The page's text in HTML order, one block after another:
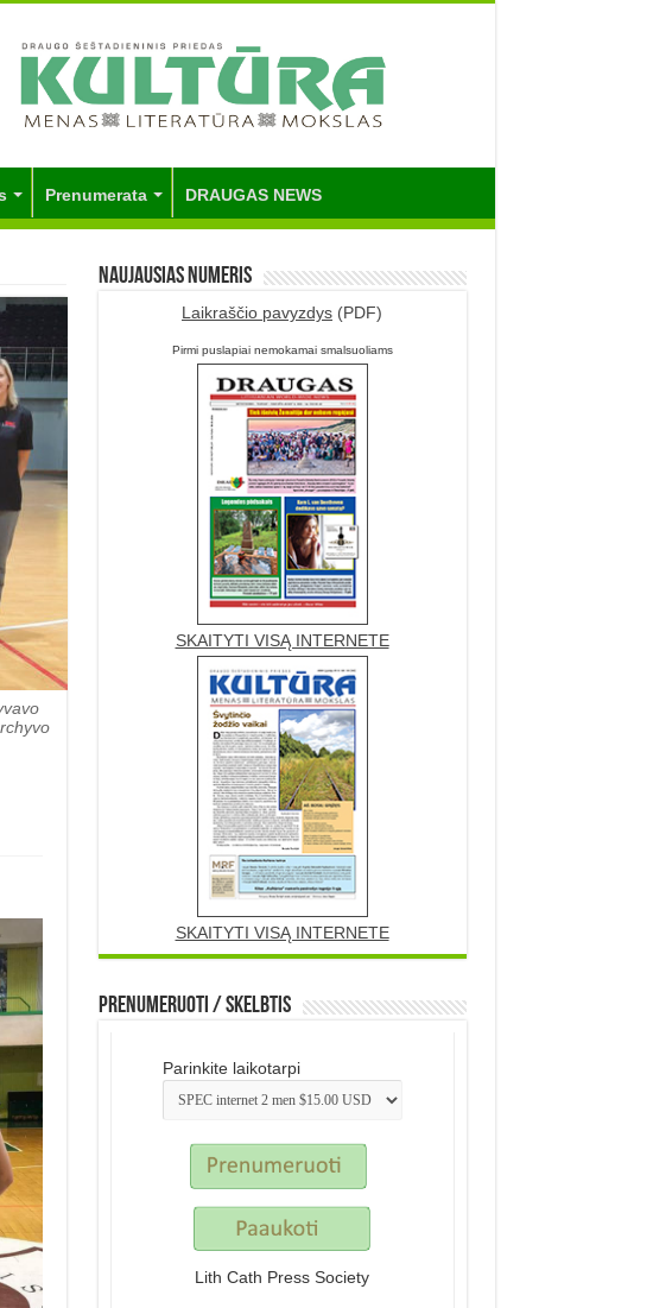
Prenumerata DRAUGAS NEWS
Naujausias numeris
Laikraščio pavyzdys (PDF)
Pirmi puslapiai nemokamai smalsuoliams
SKAITYTI VISĄ INTERNETE
SKAITYTI VISĄ INTERNETE
Prenumeruoti / Skelbtis
Parinkite laikotarpi
Lith Cath Press Society